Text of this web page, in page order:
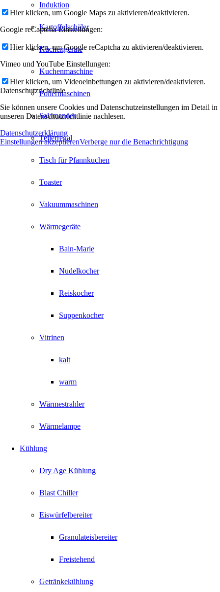
Induktion
Kartoffelschäler
Küchengeräte
Kuchenmaschine
Poliermaschinen
Salamander
Tellerregal
Tisch für Pfannkuchen
Toaster
Vakuummaschinen
Wärmegeräte
Bain-Marie
Nudelkocher
Reiskocher
Suppenkocher
Vitrinen
kalt
warm
Wärmestrahler
Wärmelampe
Kühlung
Dry Age Kühlung
Blast Chiller
Eiswürfelbereiter
Granulateisbereiter
Freistehend
Getränkekühlung
Hier klicken, um Google Maps zu aktivieren/deaktivieren.
Google reCaptcha Einstellungen:
Hier klicken, um Google reCaptcha zu aktivieren/deaktivieren.
Vimeo und YouTube Einstellungen:
Hier klicken, um Videoeinbettungen zu aktivieren/deaktivieren.
Datenschutzrichtlinie
Sie können unsere Cookies und Datenschutzeinstellungen im Detail in
unseren Datenschutzrichtlinie nachlesen.
Datenschutzerklärung
Einstellungen akzeptierenVerberge nur die Benachrichtigung